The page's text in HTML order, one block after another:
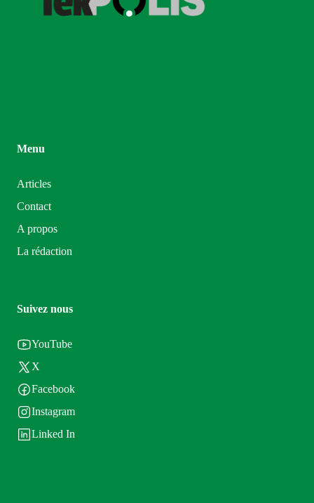
Menu
Articles
Contact
A propos
La rédaction
Suivez nous
YouTube
X
Facebook
Instagram
Linked In